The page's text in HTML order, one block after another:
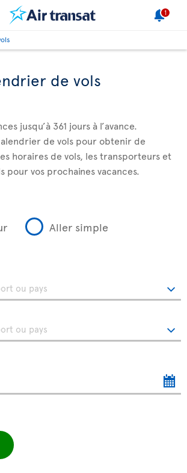
1
de vols
jusqu’à 361 jours à l’avance.
de vols pour obtenir de
horaires de vols, les transporteurs et
pour vos prochaines vacances.
Aller simple